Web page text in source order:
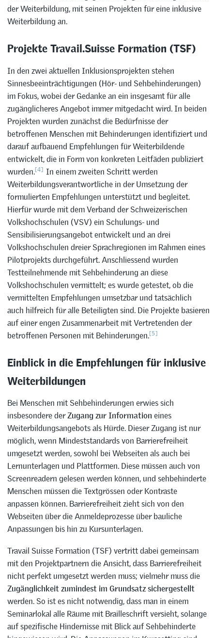
der Weiterbildung, mit seinen Projekten für eine inklusive
Weiterbildung an.
Projekte Travail.Suisse Formation (TSF)
In den zwei aktuellen Inklusionsprojekten stehen
Sinnesbeeinträchtigungen (Hör- und Sehbehinderungen)
im Fokus, wobei der Gedanke an ein insgesamt für alle
zugänglicheres Angebot immer mitgedacht wird. In beiden
Projekten wurden zunächst die Bedürfnisse der
betroffenen Menschen mit Behinderungen identifiziert und
darauf aufbauend Empfehlungen für Weiterbildende
entwickelt, die in Form von konkreten Leitfäden publiziert
wurden.[4] In einem zweiten Schritt werden
Weiterbildungsverantwortliche in der Umsetzung der
formulierten Empfehlungen unterstützt und begleitet.
Hierfür wurde mit dem Verband der Schweizerischen
Volkshochschulen (VSV) ein Schulungs- und
Sensibilisierungsangebot entwickelt und an drei
Volkshochschulen dreier Sprachregionen im Rahmen eines
Pilotprojekts durchgeführt. Anschliessend wurden
Testteilnehmende mit Sehbehinderung an diese
Volkshochschulen vermittelt; es wurde getestet, ob die
vermittelten Empfehlungen umsetzbar und tatsächlich
auch hilfreich für alle Beteiligten sind. Die Projekte basieren
auf einer engen Zusammenarbeit mit Vertretenden der
betroffenen Personen mit Behinderungen.[5]
Einblick in die Empfehlungen für inklusive
Weiterbildungen
Bei Menschen mit Sehbehinderungen erwies sich
insbesondere derZugang zur Information eines
Weiterbildungsangebots als Hürde. Dieser Zugang ist nur
möglich, wenn Mindeststandards von Barrierefreiheit
umgesetzt werden, sowohl bei Webseiten als auch bei
Lernunterlagen und Plattformen. Diese müssen auch von
Screenreadern gelesen werden können, und sehbehinderte
Menschen müssen die Textgrössen oder Kontraste
anpassen können. Barrierefreiheit zieht sich von den
Webseiten über die Anmeldeprozesse über bauliche
Anpassungen bis hin zu Kursunterlagen.
Travail Suisse Formation (TSF) vertritt dabei gemeinsam
mit den Projektpartnern die Ansicht, dass Barrierefreiheit
nicht perfekt umgesetzt werden muss; vielmehr muss die
Zugänglichkeit zumindest im Grundsatz sichergestellt
werden. So ist es nicht notwendig, dass man in einem
Seminarlokal alle Räume mit Brailleschrift versieht, solange
auf spezifische Hindernisse mit Blick auf Sehbehinderte